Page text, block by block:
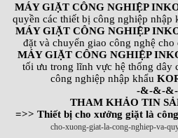
MÁY GIẶT CÔNG NGHIỆP
quyền các thiết bị công nghiệp nhập
MÁY GIẶT CÔNG NGHIỆP
đặt và chuyển giao công nghệ
MÁY GIẶT CÔNG NGHIỆP
tối ưu trong lĩnh vực hệ thống dây
công nghiệp nhập khẩu
-&-&-&-
THAM KHẢO TIN
=>> Thiết bị cho xưởng giặt là
cho-xuong-giat-la-cong-nghiep-va-